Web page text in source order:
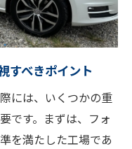
点
方
者の姿勢
ーゲンオーナーの
すべきポイント
には、いくつかの重
です。まずは、フォ
を満たした工場であ